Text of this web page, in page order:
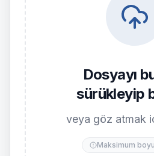
Dosyayı
sürükleyip
veya göz atmak
Maksimum